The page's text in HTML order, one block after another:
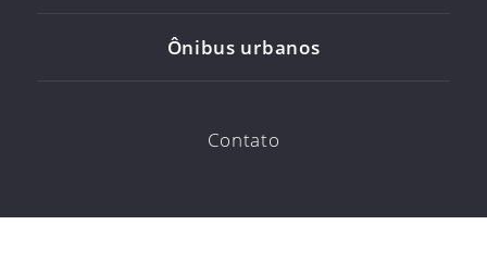
Ônibus urbanos
Contato